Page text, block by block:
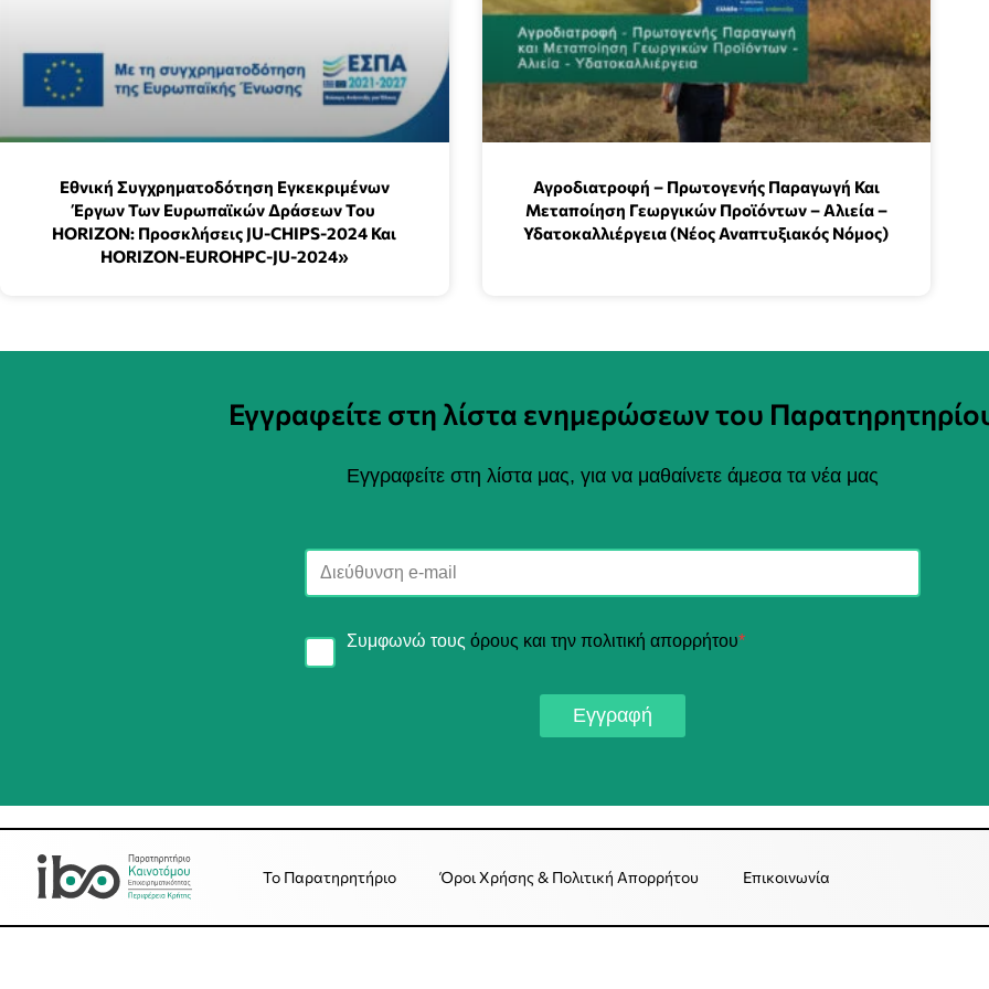
Εθνική Συγχρηματοδότηση Εγκεκριμένων
Έργων Των Ευρωπαϊκών Δράσεων Του
HORIZON: Προσκλήσεις JU-CHIPS-2024 Και
HORIZON-EUROHPC-JU-2024»
Αγροδιατροφή – Πρωτογενής Παραγωγή Και
Μεταποίηση Γεωργικών Προϊόντων – Αλιεία –
Υδατοκαλλιέργεια (Νέος Αναπτυξιακός Νόμος)
Εγγραφείτε στη λίστα ενημερώσεων του
Εγγραφείτε στη λίστα μας, για να μαθαίνετε άμεσα τα νέα μας
Συμφωνώ τουςόρους και την πολιτική απορρήτου*
Εγγραφή
Το Παρατηρητήριο Όροι Χρήσης & Πολιτική Απορρήτου Επικοινωνία